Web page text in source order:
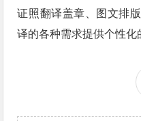
证照翻译盖章、图文排
译的各种需求提供个性化